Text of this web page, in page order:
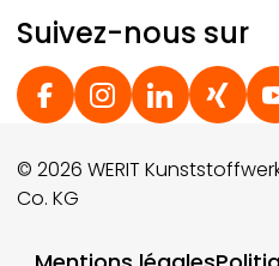
Suivez-nous sur
Social Footer
© 2026 WERIT
Co. KG